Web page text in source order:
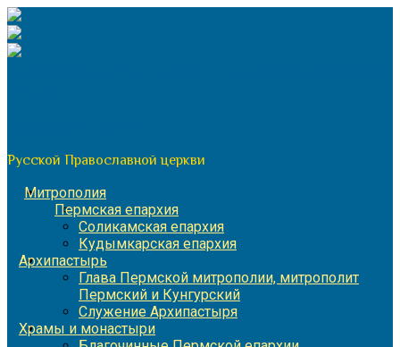
Перейти
к
содержимому
Русской Православной церкви
Митрополия
Пермская епархия
Соликамская епархия
Кудымкарская епархия
Архипастырь
Глава Пермской митрополии, митрополит
Пермский и Кунгурский
Служение Архипастыря
Храмы и монастыри